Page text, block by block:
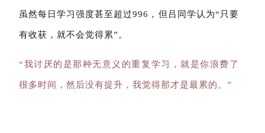
虽然每日学习强度甚至超过996，但吕同学认为“只要
有收获，就不会觉得累”。
“我讨厌的是那种无意义的重复学习，就是你浪费了
很多时间，然后没有提升，我觉得那才是最累的。”